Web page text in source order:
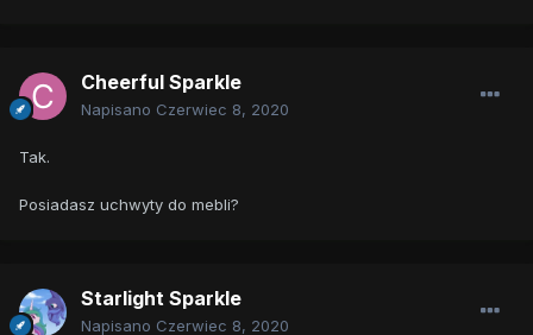
Cheerful Sparkle
Napisano Czerwiec 8, 2020
Tak.
Posiadasz uchwyty do mebli?
Starlight Sparkle
Napisano Czerwiec 8, 2020